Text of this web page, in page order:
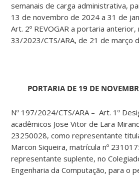
semanais de carga administrativa,
13 de novembro de 2024 a 31 de
Art. 2º REVOGAR a portaria anterior,
33/2023/CTS/ARA, de 21 de março
PORTARIA DE 19 DE
Nº 197/2024/CTS/ARA – Art. 1º
acadêmicos Jose Vitor de Lara
23250028, como representante
Marcon Siqueira, matrícula nº
representante suplente, no
Engenharia da Computação, para o